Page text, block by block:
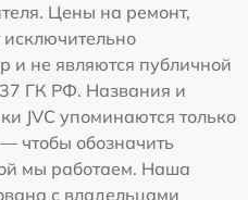
Цены на ремонт,
и не являются публичной
ГК РФ. Названия и
JVC упоминаются только
чтобы обозначить
мы работаем. Наша
с владельцами